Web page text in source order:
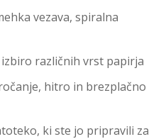
vezava, spiralna
različnih vrst papirja
hitro in brezplačno
ki ste jo pripravili za